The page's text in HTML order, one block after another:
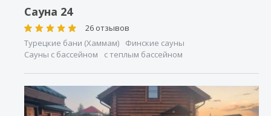
Сауна 24
26 отзывов
Турецкие бани (Хаммам)
Финские сауны
Сауны с бассейном
с теплым бассейном